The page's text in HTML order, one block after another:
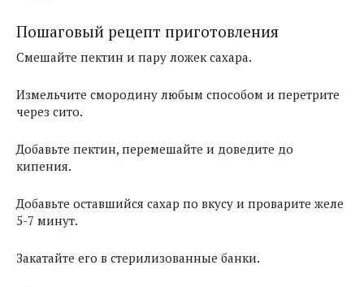
Пошаговый рецепт приготовления
Смешайте пектин и пару ложек сахара.
Измельчите смородину любым способом и перетрите
через сито.
Добавьте пектин, перемешайте и доведите до
кипения.
Добавьте оставшийся сахар по вкусу и проварите желе
5-7 минут.
Закатайте его в стерилизованные банки.